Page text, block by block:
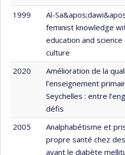
1999
Al-
feminist knowledge
education and
culture
2020
Amélioration de la
l’enseignement
Seychelles : entre
défis
2005
Analphabétisme et
propre santé chez
ayant le diabète